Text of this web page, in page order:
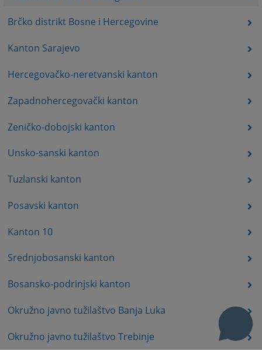
Brčko distrikt Bosne i Hercegovine
Kanton Sarajevo
Hercegovačko-neretvanski kanton
Zapadnohercegovački kanton
Zeničko-dobojski kanton
Unsko-sanski kanton
Tuzlanski kanton
Posavski kanton
Kanton 10
Srednjobosanski kanton
Bosansko-podrinjski kanton
Okružno javno tužilaštvo Banja Luka
Okružno javno tužilaštvo Trebinje